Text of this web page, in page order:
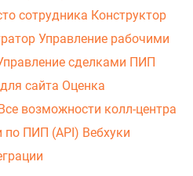
сотрудника Конструктор
Управление рабочими
сделками ПИП
сайта Оценка
возможности колл-центра
по ПИП (API) Вебхуки